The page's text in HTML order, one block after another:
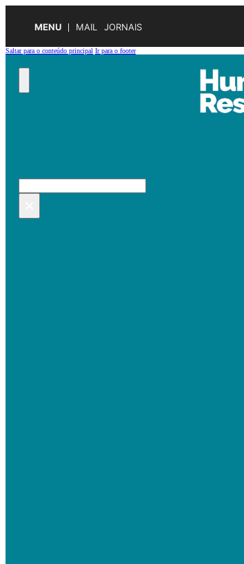
MENU MAIL JORNAIS
Saltar para o conteúdo principal Ir para o footer
Pesquisar